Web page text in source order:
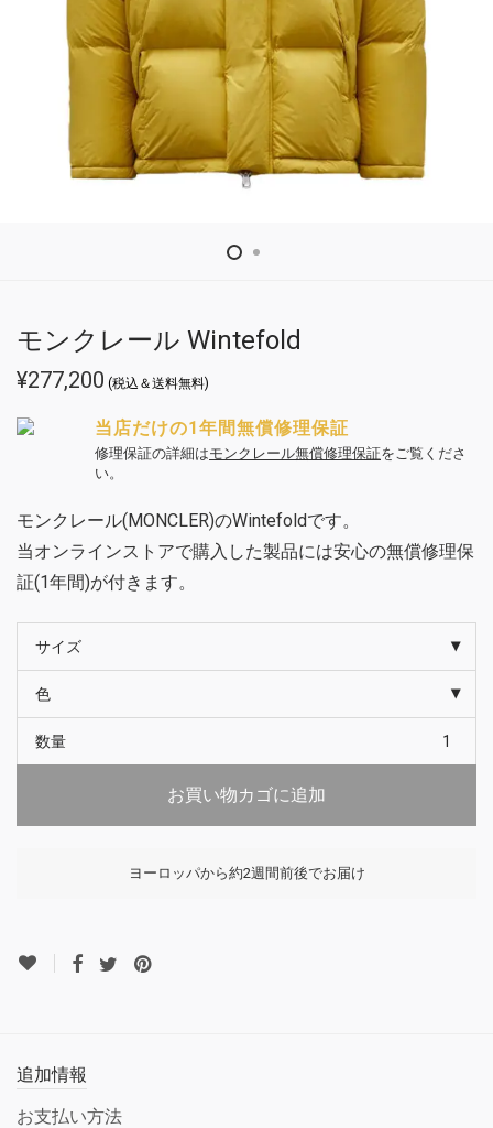
モンクレール Wintefold
¥277,200 (税込＆送料無料)
当店だけの1年間無償修理保証
修理保証の詳細はモンクレール無償修理保証をご覧くださ
い。
モンクレール(MONCLER)のWintefoldです。
当オンラインストアで購入した製品には安心の無償修理保
証(1年間)が付きます。
サイズ
色
数量
お買い物カゴに追加
ヨーロッパから約2週間前後でお届け
追加情報
お支払い方法